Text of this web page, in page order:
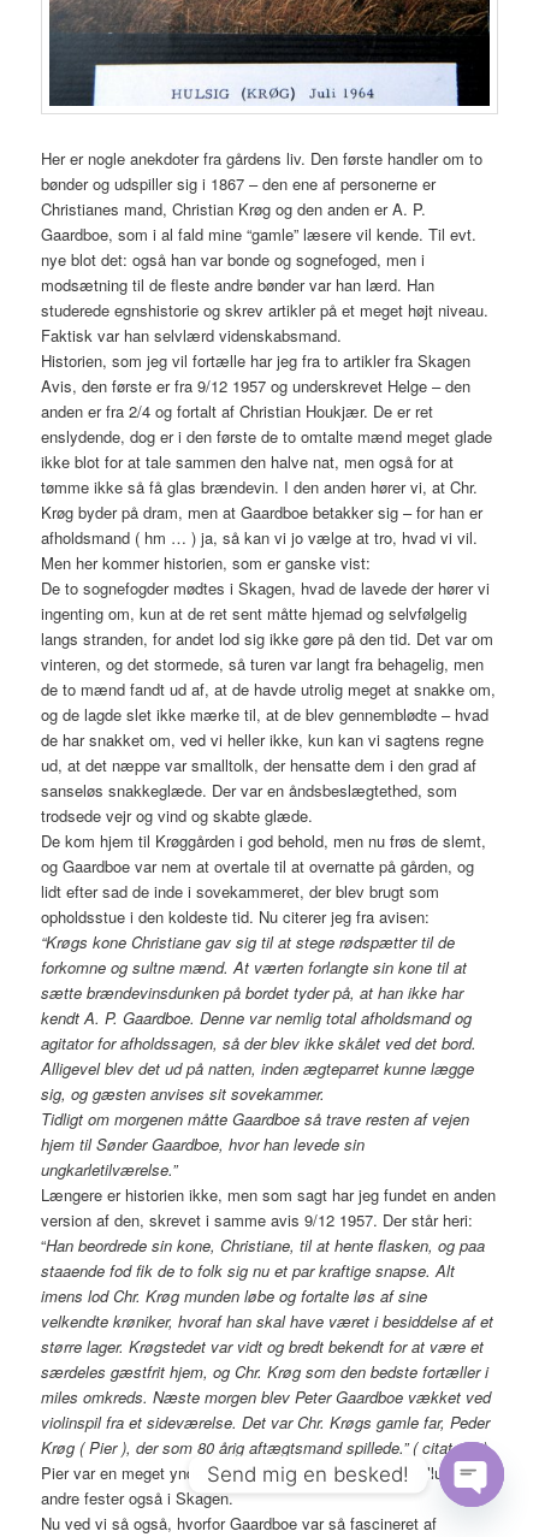
Her er nogle anekdoter fra gårdens liv. Den første handler om to
bønder og udspiller sig i 1867 – den ene af personerne er
Christianes mand, Christian Krøg og den anden er A. P.
Gaardboe, som i al fald mine “gamle” læsere vil kende. Til evt.
nye blot det: også han var bonde og sognefoged, men i
modsætning til de fleste andre bønder var han lærd. Han
studerede egnshistorie og skrev artikler på et meget højt niveau.
Faktisk var han selvlærd videnskabsmand.
Historien, som jeg vil fortælle har jeg fra to artikler fra Skagen
Avis, den første er fra 9/12 1957 og underskrevet Helge – den
anden er fra 2/4 og fortalt af Christian Houkjær. De er ret
enslydende, dog er i den første de to omtalte mænd meget glade
ikke blot for at tale sammen den halve nat, men også for at
tømme ikke så få glas brændevin. I den anden hører vi, at Chr.
Krøg byder på dram, men at Gaardboe betakker sig – for han er
afholdsmand ( hm … ) ja, så kan vi jo vælge at tro, hvad vi vil.
Men her kommer historien, som er ganske vist:
De to sognefogder mødtes i Skagen, hvad de lavede der hører vi
ingenting om, kun at de ret sent måtte hjemad og selvfølgelig
langs stranden, for andet lod sig ikke gøre på den tid. Det var om
vinteren, og det stormede, så turen var langt fra behagelig, men
de to mænd fandt ud af, at de havde utrolig meget at snakke om,
og de lagde slet ikke mærke til, at de blev gennemblødte – hvad
de har snakket om, ved vi heller ikke, kun kan vi sagtens regne
ud, at det næppe var smalltolk, der hensatte dem i den grad af
sanseløs snakkeglæde. Der var en åndsbeslægtethed, som
trodsede vejr og vind og skabte glæde.
De kom hjem til Krøggården i god behold, men nu frøs de slemt,
og Gaardboe var nem at overtale til at overnatte på gården, og
lidt efter sad de inde i sovekammeret, der blev brugt som
opholdsstue i den koldeste tid. Nu citerer jeg fra avisen:
“Krøgs kone Christiane gav sig til at stege rødspætter til de
forkomne og sultne mænd. At værten forlangte sin kone til at
sætte brændevinsdunken på bordet tyder på, at han ikke har
kendt A. P. Gaardboe. Denne var nemlig total afholdsmand og
agitator for afholdssagen, så der blev ikke skålet ved det bord.
Alligevel blev det ud på natten, inden ægteparret kunne lægge
sig, og gæsten anvises sit sovekammer.
Tidligt om morgenen måtte Gaardboe så trave resten af vejen
hjem til Sønder Gaardboe, hvor han levede sin
ungkarletilværelse.”
Længere er historien ikke, men som sagt har jeg fundet en anden
version af den, skrevet i samme avis 9/12 1957. Der står heri:
“Han beordrede sin kone, Christiane, til at hente flasken, og paa
staaende fod fik de to folk sig nu et par kraftige snapse. Alt
imens lod Chr. Krøg munden løbe og fortalte løs af sine
velkendte krøniker, hvoraf han skal have været i besiddelse af et
større lager. Krøgstedet var vidt og bredt bekendt for at være et
særdeles gæstfrit hjem, og Chr. Krøg som den bedste fortæller i
miles omkreds. Næste morgen blev Peter Gaardboe vækket ved
violinspil fra et sideværelse. Det var Chr. Krøgs gamle far, Peder
Krøg ( Pier ), der som 80 årig aftægtsmand spillede.” ( citat slut)
Pier var en meget yndet spillemand – flittigt brugt til bryllup og
andre fester også i Skagen.
Nu ved vi så også, hvorfor Gaardboe var så fascineret af
Send mig en besked!